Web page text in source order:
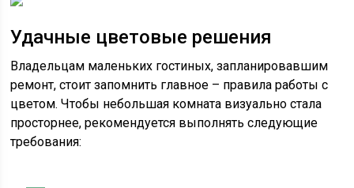
Удачные цветовые решения
Владельцам маленьких гостиных, запланировавшим
ремонт, стоит запомнить главное – правила работы с
цветом. Чтобы небольшая комната визуально стала
просторнее, рекомендуется выполнять следующие
требования: